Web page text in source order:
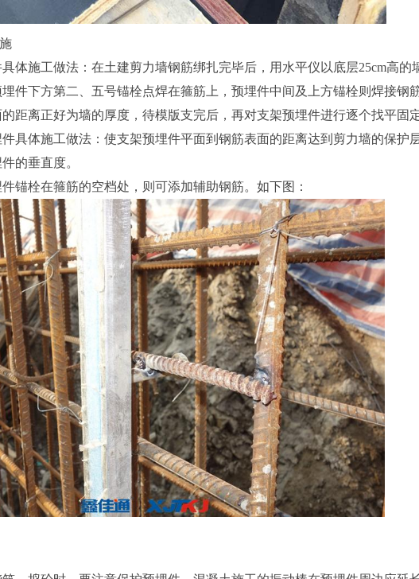
体施工做法：在土建剪力墙钢筋绑扎完毕后，用水平仪以底层25cm高的
件下方第二、五号锚栓点焊在箍筋上，预埋件中间及上方锚栓则焊接钢
距离正好为墙的厚度，待模版支完后，再对支架预埋件进行逐个找平固定
具体施工做法：使支架预埋件平面到钢筋表面的距离达到剪力墙的保护
的垂直度。
锚栓在箍筋的空档处，则可添加辅助钢筋。如下图：